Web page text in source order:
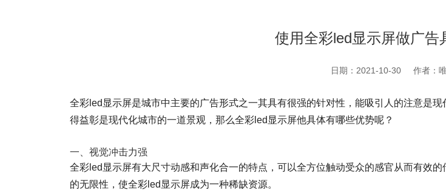
使用全彩led显示屏做广告
日期：2021-10-30 作者：
全彩led显示屏是城市中主要的广告形式之一其具有很强的针对性，能吸引人的注意是
得益彰是现代化城市的一道景观，那么全彩led显示屏他具体有哪些优势呢？
一、视觉冲击力强
全彩led显示屏有大尺寸动感和声化合一的特点，可以全方位触动受众的感官从而有效
的无限性，使全彩led显示屏成为一种稀缺资源。